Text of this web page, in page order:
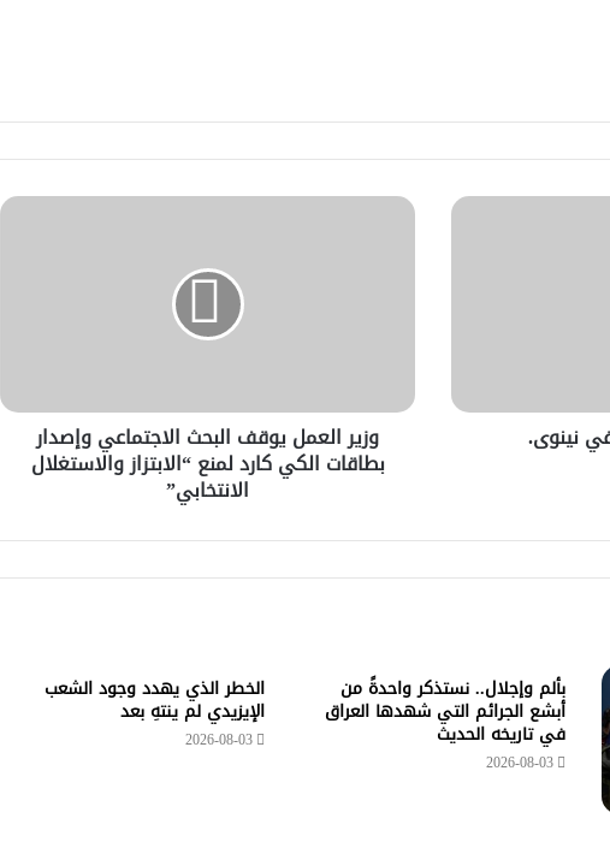
نينوى. وزير العمل يوقف البحث الاجتماعي وإصدار
بطاقات الكي كارد لمنع “الابتزاز والاستغلال
الانتخابي”
بألم وإجلال.. نستذكر واحدةً من
أبشع الجرائم التي شهدها العراق
في تاريخه الحديث
2026-08-03
الخطر الذي يهدد وجود الشعب
الإيزيدي لم ينتهِ بعد
2026-08-03